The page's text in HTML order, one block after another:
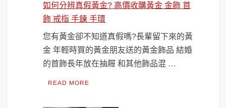
如何分辨真假黃金? 高價收購黃金 金飾 首
飾 戒指 手鍊 手環
您有黃金卻不知道真假嗎?長輩留下來的黃
金 年輕時買的黃金朋友送的黃金飾品 結婚
的首飾長年放在抽屜 和其他飾品混 …
READ MORE